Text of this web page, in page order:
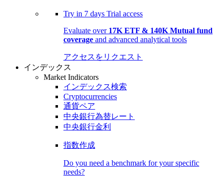
Try in 7 days Trial access
Evaluate over 17K ETF & 140K Mutual fund
coverage and advanced analytical tools
アクセスをリクエスト
インデックス
Market Indicators
インデックス検索
Cryptocurrencies
通貨ペア
中央銀行為替レート
中央銀行金利
指数作成
Do you need a benchmark for your specific
needs?